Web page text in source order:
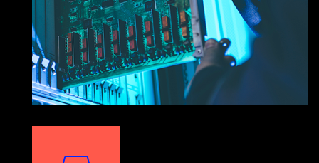
Texto